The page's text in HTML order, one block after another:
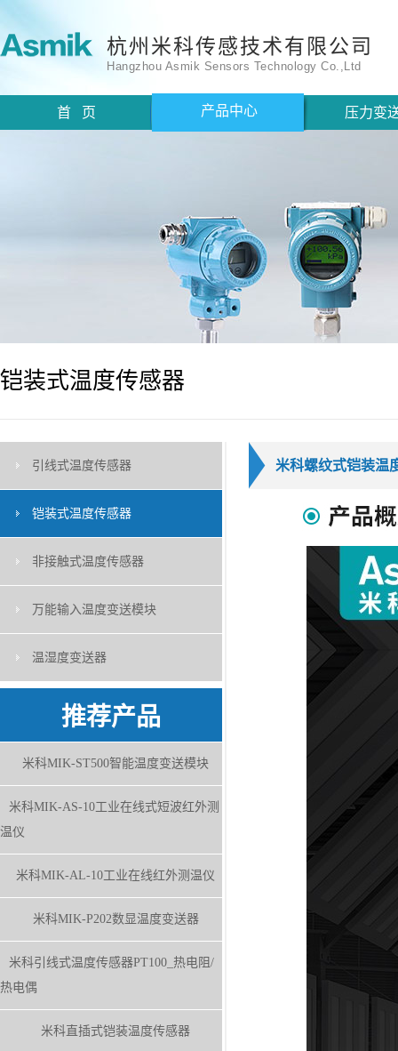
杭州米科传感技术有限公司
Hangzhou Asmik Sensors Technology Co.,Ltd
首 页 产品中心 压力变
铠装式温度传感器
引线式温度传感器
铠装式温度传感器
非接触式温度传感器
万能输入温度变送模块
温湿度变送器
推荐产品
米科MIK-ST500智能温度变送模块
米科MIK-AS-10工业在线式短波红外测
温仪
米科MIK-AL-10工业在线红外测温仪
米科MIK-P202数显温度变送器
米科引线式温度传感器PT100_热电阻/
热电偶
米科直插式铠装温度传感器
米科螺纹式铠装温